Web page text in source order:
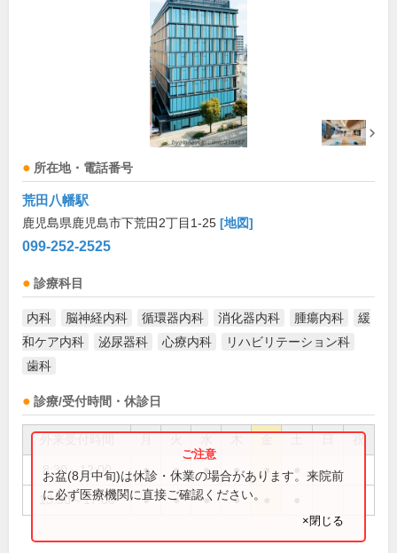
所在地・電話番号
荒田八幡駅
鹿児島県鹿児島市下荒田2丁目1-25 [地図]
099-252-2525
診療科目
内科 脳神経内科 循環器内科 消化器内科 腫瘍内科
緩
和ケア内科
泌尿器科 心療内科
リハビリテーション科
歯科
診療/受付時間・休診日
祝
8:30～12:00 ● ● ● ● ●
13:30～17:00 ● ● ● ●
お盆(8月中旬)は休診・休業の場合があります。来院前
に必ず医療機関に直接ご確認ください。
×閉じる